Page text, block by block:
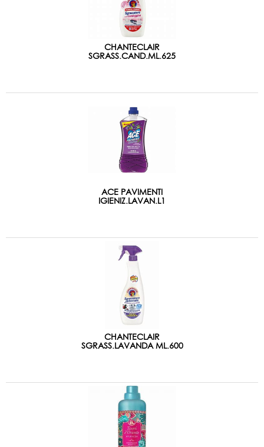
CHANTECLAIR
SGRASS.CAND.ML.625
ACE PAVIMENTI
IGIENIZ.LAVAN.L1
CHANTECLAIR
SGRASS.LAVANDA ML.600